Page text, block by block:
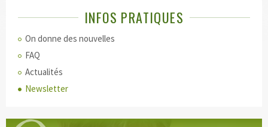
INFOS PRATIQUES
On donne des nouvelles
FAQ
Actualités
Newsletter